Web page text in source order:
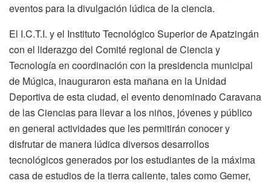
eventos para la divulgación lúdica de la ciencia.
El I.C.T.I. y el Instituto Tecnológico Superior de Apatzingán
con el liderazgo del Comité regional de Ciencia y
Tecnología en coordinación con la presidencia municipal
de Múgica, inauguraron esta mañana en la Unidad
Deportiva de esta ciudad, el evento denominado Caravana
de las Ciencias para llevar a los niños, jóvenes y público
en general actividades que les permitirán conocer y
disfrutar de manera lúdica diversos desarrollos
tecnológicos generados por los estudiantes de la máxima
casa de estudios de la tierra caliente, tales como Gemer,